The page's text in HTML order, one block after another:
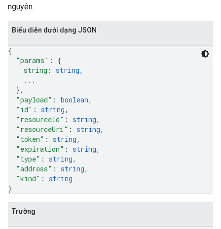
nguyên.
Biểu diễn dưới dạng JSON
{
"params" : {
string : string,
...
},
"payload" : boolean,
"id" : string,
"resourceId" : string,
"resourceUri" : string,
"token" : string,
"expiration" : string,
"type" : string,
"address" : string,
"kind" : string
}
Trường